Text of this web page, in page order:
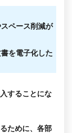
ペース削減が
を電子化した
することにな
ために、各部